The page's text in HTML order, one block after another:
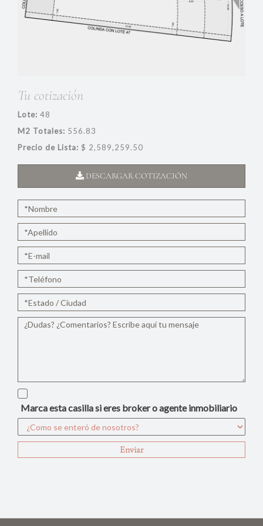
Tu cotización
Lote: 48
M2 Totales: 556.83
Precio de Lista: $ 2,589,259.50
DESCARGAR COTIZACIÓN
Marca esta casilla si eres broker o agente inmobiliario
Enviar